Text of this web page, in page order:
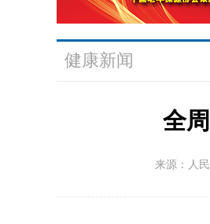
健康新闻
全
来源：人